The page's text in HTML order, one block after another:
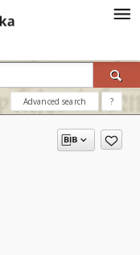
Advanced search ?